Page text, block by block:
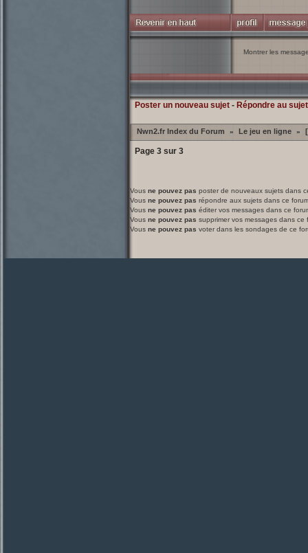
Montrer les
Poster un nouveau sujet- Répondre au sujet
Nwn2.fr Index du Forum » Le jeu en ligne »
Page 3sur 3
Vous ne pouvez pas poster de nouveaux sujets dans
Vous ne pouvez pas répondre aux sujets dans ce
Vous ne pouvez pas éditer vos messages dans ce
Vous ne pouvez pas supprimer vos messages dans ce
Vous ne pouvez pas voter dans les sondages de ce